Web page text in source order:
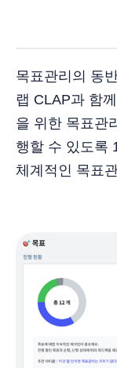
목표관리의 동
랩 CLAP과 함
을 위한 목표관
행할 수 있도록
체계적인 목표